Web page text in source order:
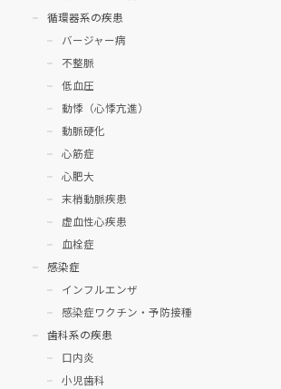
循環器系の疾患
バージャー病
不整脈
低血圧
動悸（心悸亢進）
動脈硬化
心筋症
心肥大
末梢動脈疾患
虚血性心疾患
血栓症
感染症
インフルエンザ
感染症ワクチン・予防接種
歯科系の疾患
口内炎
小児歯科